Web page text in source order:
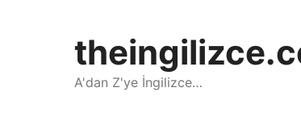
A'dan Z'ye İngilizce…